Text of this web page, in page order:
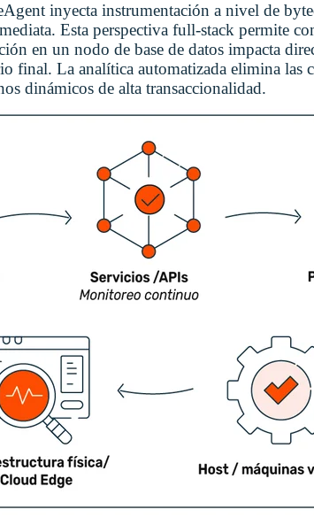
inyecta instrumentación a nivel de
Esta perspectiva full-stack permite
en un nodo de base de datos impacta
final. La analítica automatizada elimina las
dinámicos de alta transaccionalidad.